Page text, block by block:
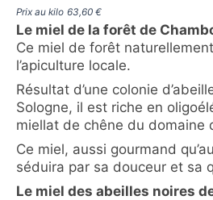
Prix au kilo 63,60 €
Le miel de la forêt de
Ce miel de forêt
l’apiculture locale.
Résultat d’une colonie
Sologne, il est riche en
miellat de chêne du domaine
Ce miel, aussi gourmand
séduira par sa douceur et sa
Le miel des abeilles noires